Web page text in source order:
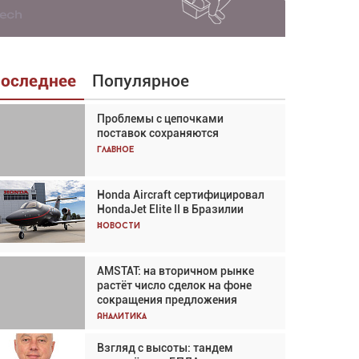
Популярное
Проблемы с цепочками
поставок сохраняются
Главное
Honda Aircraft сертифицировал
HondaJet Elite II в Бразилии
Новости
AMSTAT: на вторичном рынке
растёт число сделок на фоне
сокращения предложения
Аналитика
Взгляд с высоты: тандем
Взгляд с высоты: тандем
вертолётов и БПЛА в
спасательных операциях
Авиационный фотограф Дэйв
Кох: «Фотография говорит сама
за себя... а ИИ всё портит»
Проблемы с цепочками
поставок сохраняются
Аналитика
Частный самолёт – это актив.